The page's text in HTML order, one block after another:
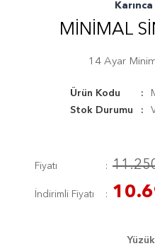
MINIMAL
14 Ayar
Ürün Kodu
Stok Durumu
Fiyatı
İndirimli Fiyatı